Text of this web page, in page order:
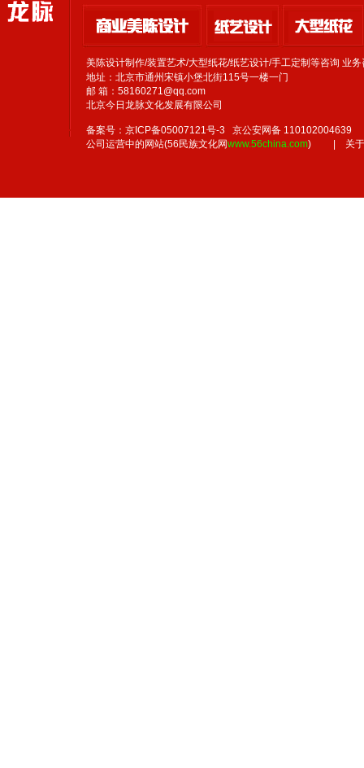
美陈设计制作/装置艺术/大型纸花/纸艺设计/手工定制等咨询 业
地址：北京市通州宋镇小堡北街115号一楼一门
邮 箱：58160271@qq.com
北京今日龙脉文化发展有限公司
备案号：京ICP备05007121号-3 京公安网备 110102004639
公司运营中的网站(56民族文化网www.56china.com) 关